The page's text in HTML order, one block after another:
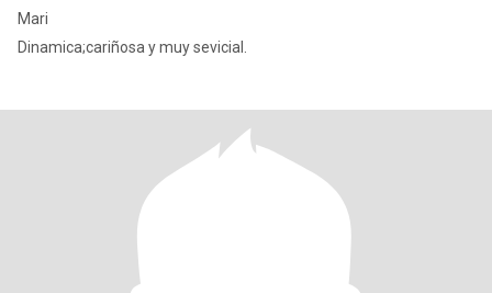
Mari
Dinamica;cariñosa y muy sevicial.